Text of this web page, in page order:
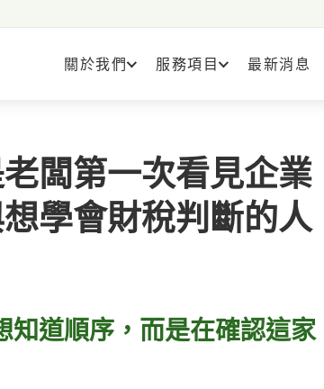
關於我們
服務項目 最新消息
闆第一次看見企業
學會財稅判斷的人
知道順序，而是在確認這家